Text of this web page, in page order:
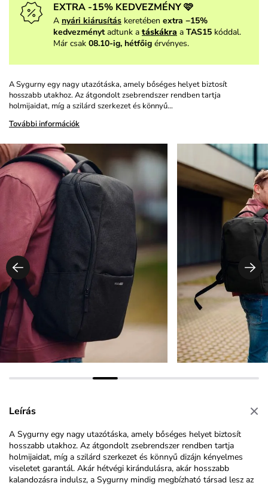
EXTRA -15% KEDVEZMÉNY 🩷
A nyári kiárusítás keretében extra −15%
kedvezménytadtunk a táskákra a TAS15 kóddal.
Már csak 08.10-ig, hétfőig érvényes.
A Sygurny egy nagy utazótáska, amely bőséges helyet biztosít
hosszabb utakhoz. Az átgondolt zsebrendszer rendben tartja
holmijaidat, míg a szilárd szerkezet és könnyű…
További információk
Leírás
A Sygurny egy nagy utazótáska, amely bőséges helyet biztosít
hosszabb utakhoz. Az átgondolt zsebrendszer rendben tartja
holmijaidat, míg a szilárd szerkezet és könnyű dizájn kényelmes
viseletet garantál. Akár hétvégi kirándulásra, akár hosszabb
kalandozásra indulsz, a Sygurny mindig megbízható társad lesz az